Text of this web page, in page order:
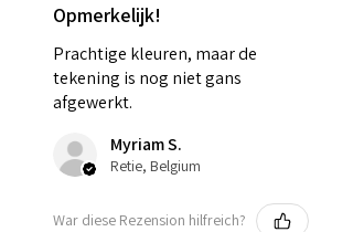
Opmerkelijk!
Prachtige kleuren, maar de
tekening is nog niet gans
afgewerkt.
Myriam S.
Retie, Belgium
War diese Rezension hilfreich?